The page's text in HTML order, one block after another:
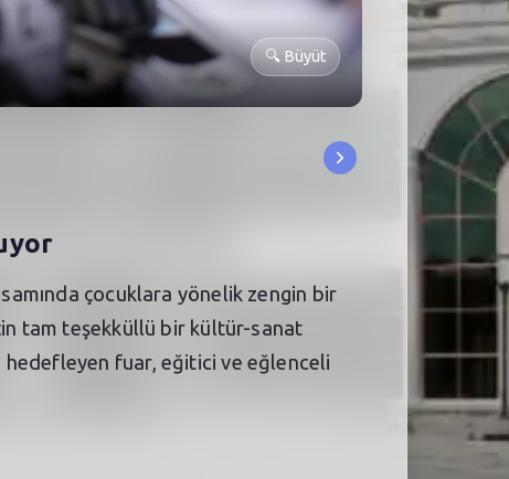
🔍 Büyüt
çocuklara yönelik zengin bir
tam teşekküllü bir kültür-sanat
fuar, eğitici ve eğlenceli